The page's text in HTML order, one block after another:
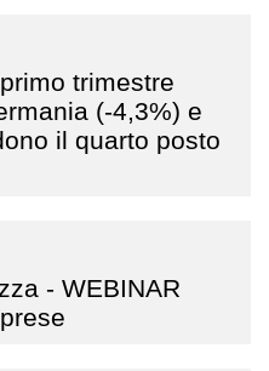
trimestre
(-4,3%) e
il quarto posto
- WEBINAR